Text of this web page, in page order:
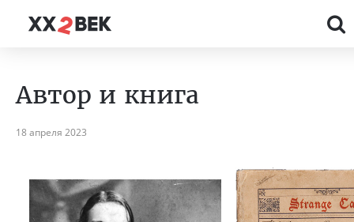
Автор и книга
18 апреля 2023